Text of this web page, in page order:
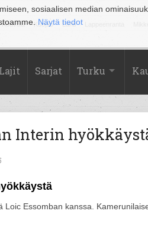
sosiaalisen median
Näytä tiedot
Kouvola Kuopio Lahti
Lajit Sarjat Turku
Interin
Essomban kanssa.